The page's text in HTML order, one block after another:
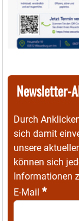
Newsletter-
Durch
sich damit
unsere
können sich
Informationen
E-Mail *